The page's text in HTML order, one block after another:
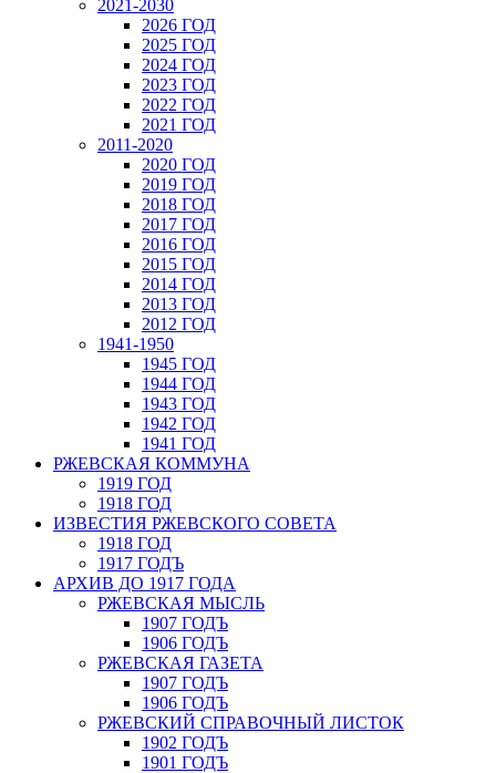
2021-2030
2026 ГОД
2025 ГОД
2024 ГОД
2023 ГОД
2022 ГОД
2021 ГОД
2011-2020
2020 ГОД
2019 ГОД
2018 ГОД
2017 ГОД
2016 ГОД
2015 ГОД
2014 ГОД
2013 ГОД
2012 ГОД
1941-1950
1945 ГОД
1944 ГОД
1943 ГОД
1942 ГОД
1941 ГОД
РЖЕВСКАЯ КОММУНА
1919 ГОД
1918 ГОД
ИЗВЕСТИЯ РЖЕВСКОГО СОВЕТА
1918 ГОД
1917 ГОДЪ
АРХИВ ДО 1917 ГОДА
РЖЕВСКАЯ МЫСЛЬ
1907 ГОДЪ
1906 ГОДЪ
РЖЕВСКАЯ ГАЗЕТА
1907 ГОДЪ
1906 ГОДЪ
РЖЕВСКИЙ СПРАВОЧНЫЙ ЛИСТОК
1902 ГОДЪ
1901 ГОДЪ